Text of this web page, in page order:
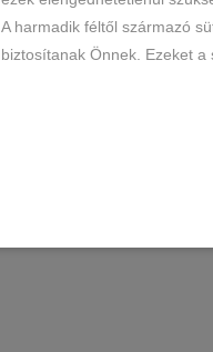
A harmadik féltől származó
biztosítanak Önnek. Ezeket